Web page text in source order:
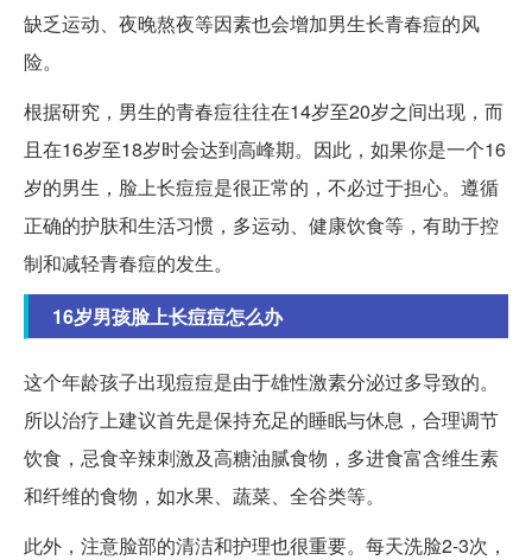
缺乏运动、夜晚熬夜等因素也会增加男生长青春痘的风
险。
根据研究，男生的青春痘往往在14岁至20岁之间出现，而
且在16岁至18岁时会达到高峰期。因此，如果你是一个16
岁的男生，脸上长痘痘是很正常的，不必过于担心。遵循
正确的护肤和生活习惯，多运动、健康饮食等，有助于控
制和减轻青春痘的发生。
16岁男孩脸上长痘痘怎么办
这个年龄孩子出现痘痘是由于雄性激素分泌过多导致的。
所以治疗上建议首先是保持充足的睡眠与休息，合理调节
饮食，忌食辛辣刺激及高糖油腻食物，多进食富含维生素
和纤维的食物，如水果、蔬菜、全谷类等。
此外，注意脸部的清洁和护理也很重要。每天洗脸2-3次，